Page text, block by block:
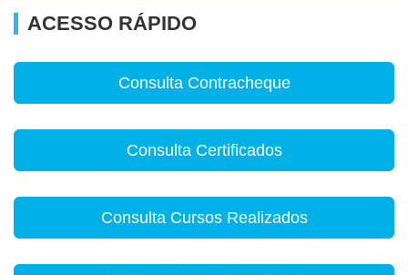
ACESSO RÁPIDO
Consulta Contracheque
Consulta Certificados
Consulta Cursos Realizados